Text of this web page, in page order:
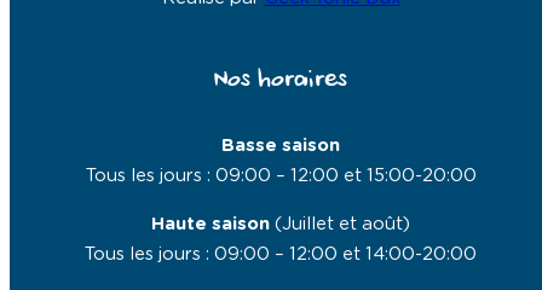
Nos horaires
Basse saison
Tous les jours : 09:00 – 12:00 et 15:00-20:00
Haute saison (Juillet et août)
Tous les jours : 09:00 – 12:00 et 14:00-20:00